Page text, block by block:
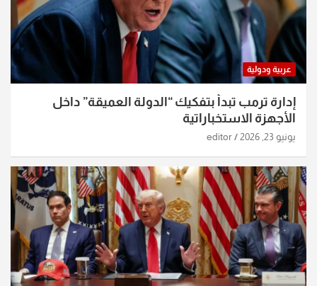
عربية ودولية
إدارة ترمب تبدأ بتفكيك “الدولة العميقة” داخل
الأجهزة الاستخباراتية
يونيو 23, 2026 editor